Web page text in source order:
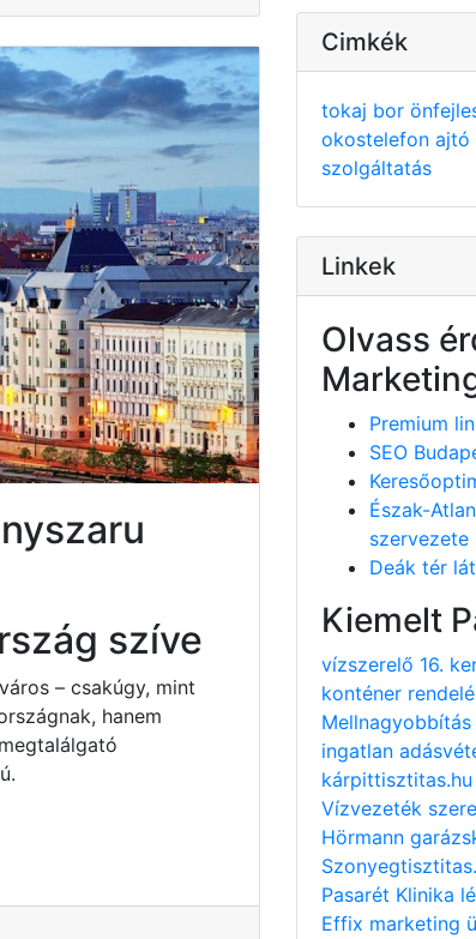
szíve
– csakúgy, mint
hanem
Cimkék
tokaj bor
okostelefon ajtó
szolgáltatás
Linkek
Olvass
Premium
SEO
Észak-
szervezete
Deák tér
Kiemelt
vízszerelő 16.
konténer
Mellnagyobbítás
ingatlan
Vízvezeték
Hörmann
Pasarét Klinika
Effix marketing